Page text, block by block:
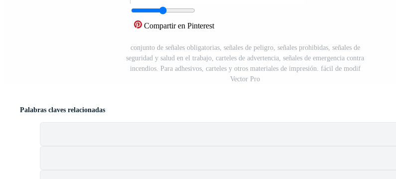
Compartir en Pinterest
conjunto de señales obligatorias, señales de peligro, señales prohibidas, señales de
seguridad y salud en el trabajo, carteles de advertencia, señales de emergencia contra
incendios. Para adhesivos, carteles y otros materiales de impresión. fácil de modif
Vector Pro
Palabras claves relacionadas